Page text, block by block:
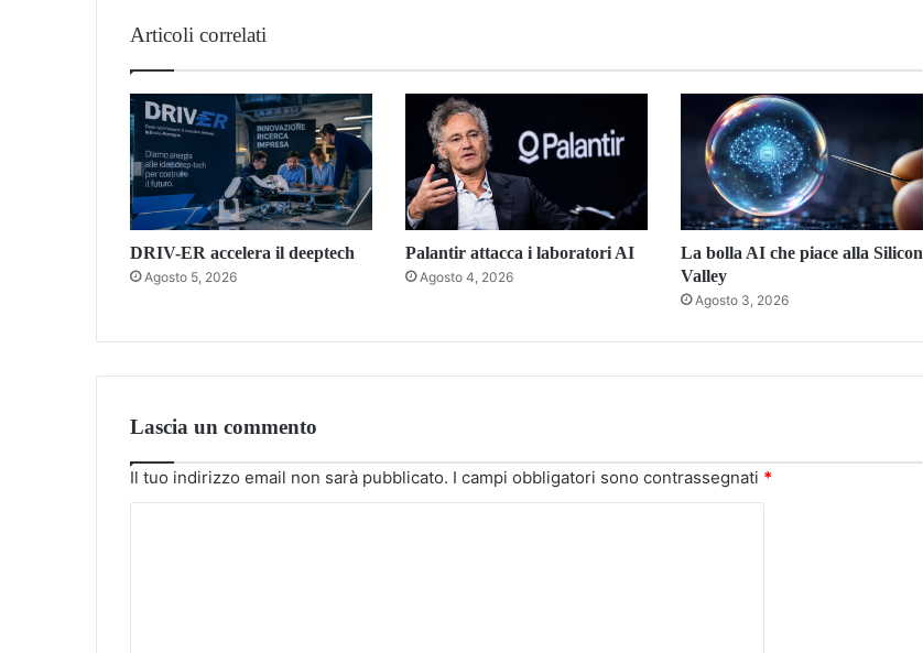
Articoli correlati
DRIV-ER accelera il deeptech
Agosto 5, 2026
Palantir attacca i laboratori AI
Agosto 4, 2026
La bolla AI che piace alla Silicon
Valley
Agosto 3, 2026
Lascia un commento
Il tuo indirizzo email non sarà pubblicato. I campi obbligatori sono contrassegnati *